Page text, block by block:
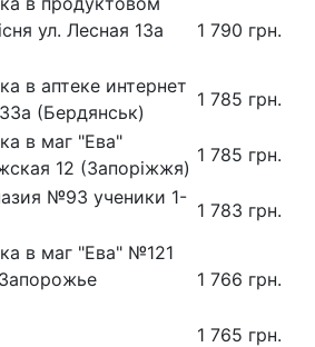
ул. Лесная 13а
1 790 грн.
в аптеке интернет
(Бердянськ)
1 785 грн.
в маг "Ева"
12 (Запоріжжя)
1 785 грн.
№93 ученики 1-
1 783 грн.
в маг "Ева" №121
1 766 грн.
1 765 грн.